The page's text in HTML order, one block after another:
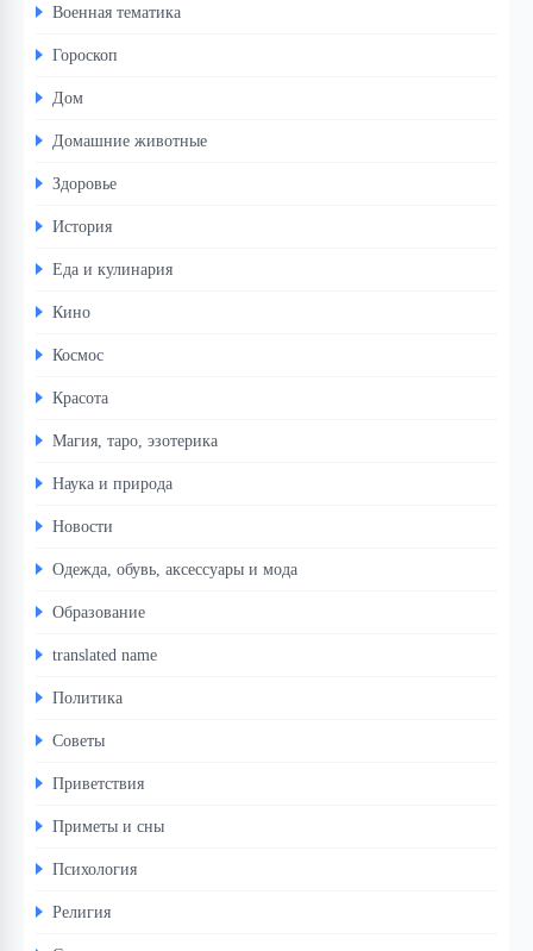
Военная тематика
Гороскоп
Дом
Домашние животные
Здоровье
История
Еда и кулинария
Кино
Космос
Красота
Магия, таро, эзотерика
Наука и природа
Новости
Одежда, обувь, аксессуары и мода
Образование
translated name
Политика
Советы
Приветствия
Приметы и сны
Психология
Религия